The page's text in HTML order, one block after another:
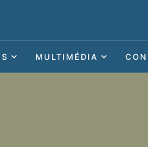
MULTIMÉDIA